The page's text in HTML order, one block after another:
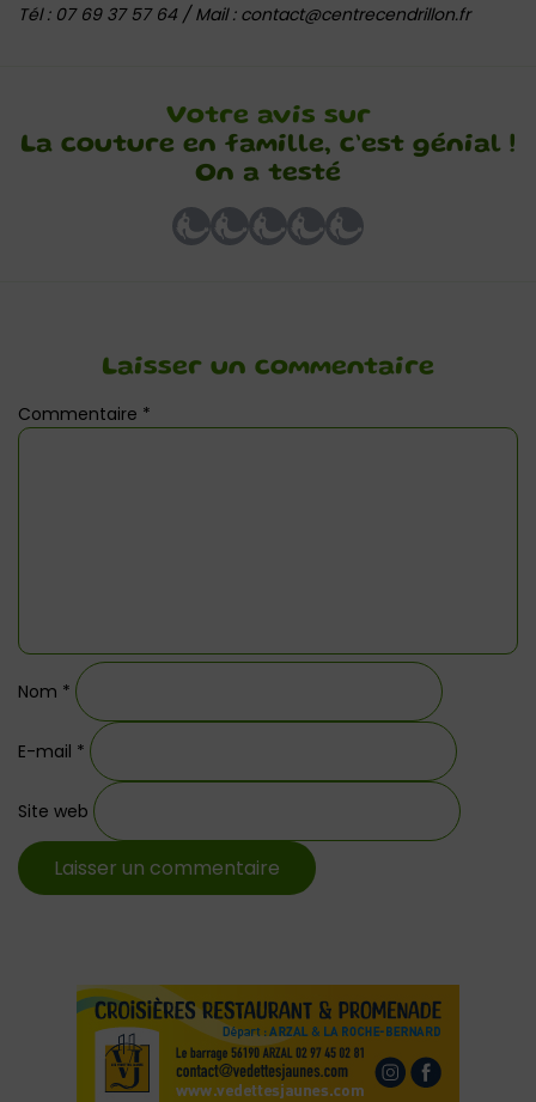
Tél : 07 69 37 57 64 / Mail : contact@centrecendrillon.fr
Votre avis sur
La couture en famille, c’est génial !
On a testé
Laisser un commentaire
Commentaire *
Nom *
E-mail *
Site web